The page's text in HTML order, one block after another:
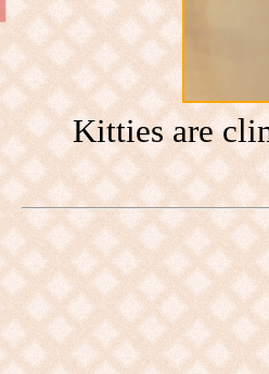
Kitties are